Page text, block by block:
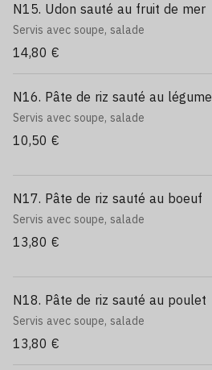
N15. Udon sauté au fruit de mer
Servis avec soupe, salade
14,80 €
N16. Pâte de riz sauté au légume
Servis avec soupe, salade
10,50 €
N17. Pâte de riz sauté au boeuf
Servis avec soupe, salade
13,80 €
N18. Pâte de riz sauté au poulet
Servis avec soupe, salade
13,80 €